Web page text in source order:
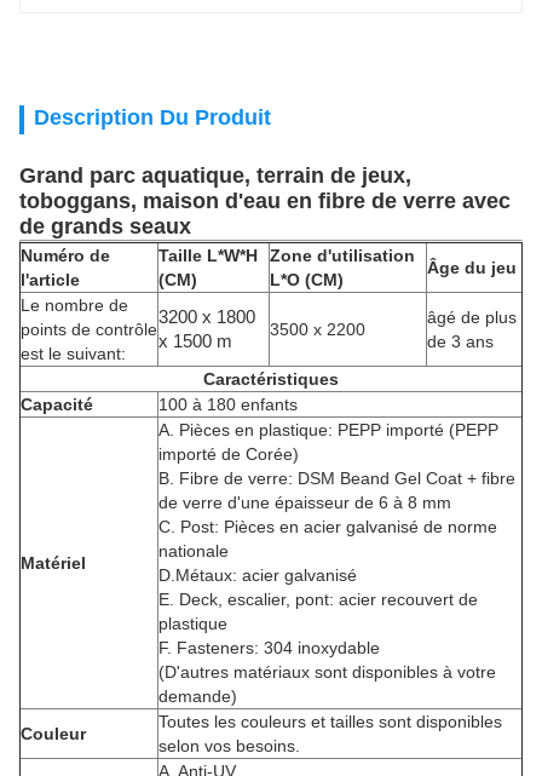
Description Du Produit
Grand parc aquatique, terrain de jeux,
toboggans, maison d'eau en fibre de verre avec
de grands seaux
Numéro de
l'article
Taille L*W*H
(CM)
Zone d'utilisation
L*O (CM)
Âge du jeu
Le nombre de
points de contrôle
est le suivant:
3200 x 1800
x 1500 m
3500 x 2200
âgé de plus
de 3 ans
Caractéristiques
Capacité
100 à 180 enfants
Matériel
A. Pièces en plastique: PEPP importé (PEPP
importé de Corée)
B. Fibre de verre: DSM Beand Gel Coat + fibre
de verre d'une épaisseur de 6 à 8 mm
C. Post: Pièces en acier galvanisé de norme
nationale
D.Métaux: acier galvanisé
E. Deck, escalier, pont: acier recouvert de
plastique
F. Fasteners: 304 inoxydable
(D'autres matériaux sont disponibles à votre
demande)
Couleur
Toutes les couleurs et tailles sont disponibles
selon vos besoins.
A. Anti-UV